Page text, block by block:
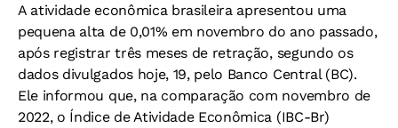
A atividade econômica brasileira apresentou uma
pequena alta de 0,01% em novembro do ano passado,
após registrar três meses de retração, segundo os
dados divulgados hoje, 19, pelo Banco Central (BC).
Ele informou que, na comparação com novembro de
2022, o Índice de Atividade Econômica (IBC-Br)